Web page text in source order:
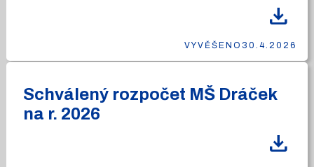
download
VYVĚŠENO 30.4.2026
Schválený rozpočet MŠ Dráček
na r. 2026
download